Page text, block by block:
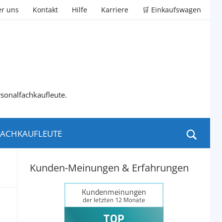
uns Kontakt Hilfe Karriere 🛒 Einkaufswagen
Kunden-Meinungen & Erfahrungen